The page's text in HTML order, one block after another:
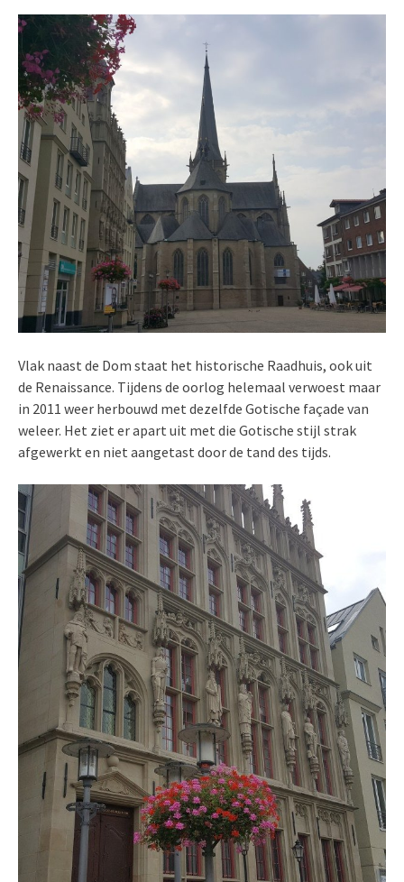
Vlak naast de Dom staat het historische Raadhuis, ook uit
de Renaissance. Tijdens de oorlog helemaal verwoest maar
in 2011 weer herbouwd met dezelfde Gotische façade van
weleer. Het ziet er apart uit met die Gotische stijl strak
afgewerkt en niet aangetast door de tand des tijds.